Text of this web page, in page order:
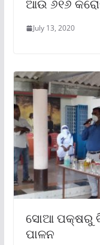
ଆଉ ୬୧୬
July 13, 2020
ସୋଆ ପକ୍ଷରୁ
ପାଳନ